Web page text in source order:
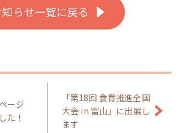
知らせ一覧に戻る
ージ
た！
「第18回 食育推進全国
大会 in 富山」に出展し
ます